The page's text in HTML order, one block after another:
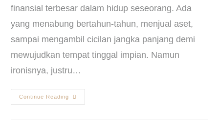
finansial terbesar dalam hidup seseorang. Ada
yang menabung bertahun-tahun, menjual aset,
sampai mengambil cicilan jangka panjang demi
mewujudkan tempat tinggal impian. Namun
ironisnya, justru…
Continue Reading